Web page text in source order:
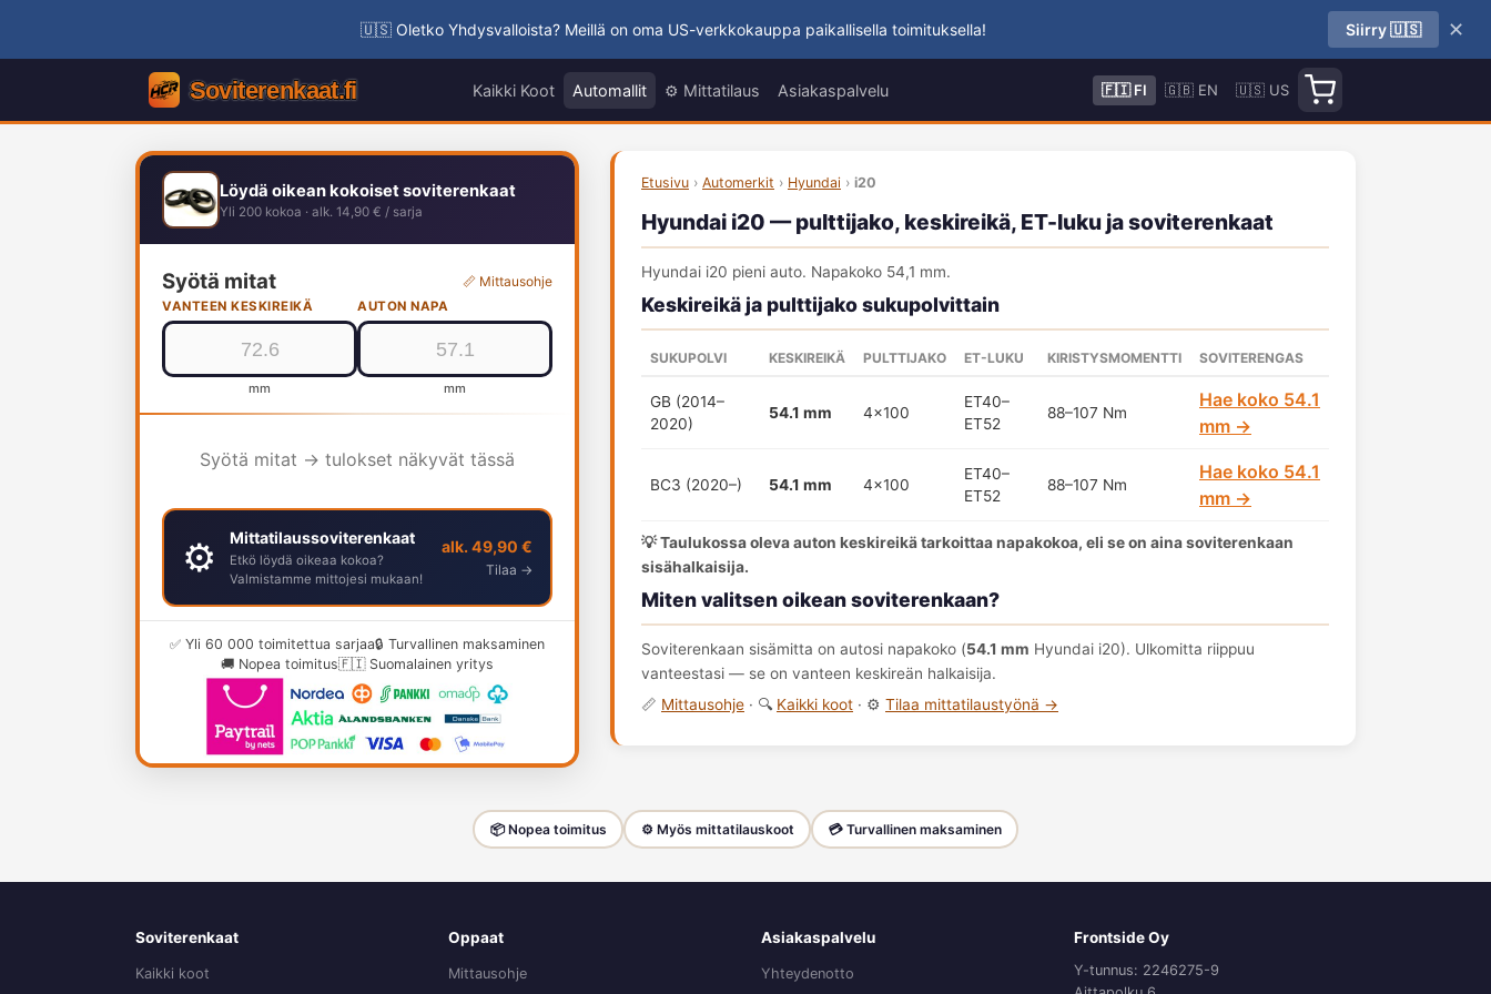
🇺🇸 Oletko Yhdysvalloista? Meillä on oma US-verkkokauppa paikallisella toimituksella! Siirry 🇺🇸 ✕
Kaikki Koot Automallit ⚙️ Mittatilaus Asiakaspalvelu 🇫🇮 FI 🇬🇧 EN 🇺🇸 US
Löydä oikean kokoiset soviterenkaat
Yli 200 kokoa · alk. 14,90 € / sarja
Syötä mitat 📏 Mittausohje
VANTEEN KESKIREIKÄ
mm
AUTON NAPA
mm
Syötä mitat → tulokset näkyvät tässä
⚙️ Mittatilaussoviterenkaat
Etkö löydä oikeaa kokoa?
Valmistamme mittojesi mukaan!
alk. 49,90 €
Tilaa →
✅ Yli 60 000 toimitettua sarjaa🔒 Turvallinen maksaminen
🚚 Nopea toimitus🇫🇮 Suomalainen yritys
Etusivu › Automerkit › Hyundai › i20
Hyundai i20 — pulttijako, keskireikä, ET-luku ja soviterenkaat
Hyundai i20 pieni auto. Napakoko 54,1 mm.
Keskireikä ja pulttijako sukupolvittain
SUKUPOLVI KESKIREIKÄ PULTTIJAKO ET-LUKU KIRISTYSMOMENTTI SOVITERENGAS
GB (2014–
2020)
54.1 mm 4x100
ET40–
ET52
88–107 Nm
Hae koko 54.1
mm →
BC3 (2020–) 54.1 mm 4x100
ET40–
ET52
88–107 Nm
Hae koko 54.1
mm →
💡 Taulukossa oleva auton keskireikä tarkoittaa napakokoa, eli se on aina soviterenkaan
sisähalkaisija.
Miten valitsen oikean soviterenkaan?
Soviterenkaan sisämitta on autosi napakoko (54.1 mm Hyundai i20). Ulkomitta riippuu
vanteestasi — se on vanteen keskireän halkaisija.
📏 Mittausohje · 🔍 Kaikki koot · ⚙️ Tilaa mittatilaustyönä →
📦 Nopea toimitus ⚙️ Myös mittatilauskoot 💳 Turvallinen maksaminen
Soviterenkaat
Kaikki koot
Oppaat
Mittausohje
Asiakaspalvelu
Yhteydenotto
Frontside Oy
Y-tunnus: 2246275-9